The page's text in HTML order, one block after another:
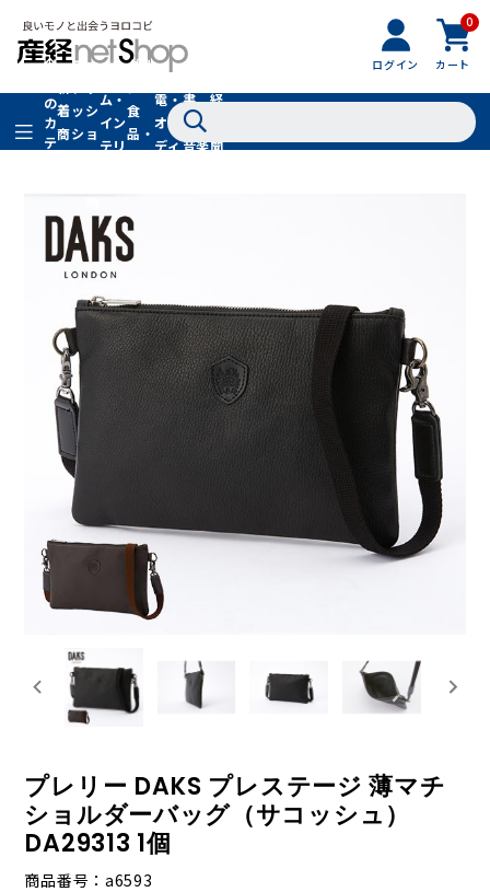
ログイン
0
カート
全
の
カ
テ
着
商
品
フ
ッ
シ
ョ
フ
ァ
シ
ョ
ン
ム・
イン
テリ
グル
食
品・
ドリ
家
電・
オー
ディ
書
籍・
音楽
経
聞
プレリー DAKS プレステージ 薄マチ
ショルダーバッグ（サコッシュ）
DA29313 1個
商品番号
a6593